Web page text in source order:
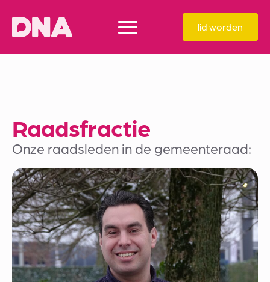
lid worden
Raadsfractie
Onze raadsleden in de gemeenteraad: